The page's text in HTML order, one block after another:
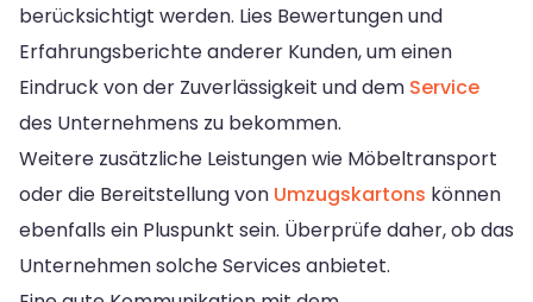
berücksichtigt werden. Lies Bewertungen und
Erfahrungsberichte anderer Kunden, um einen
Eindruck von der Zuverlässigkeit und dem Service
des Unternehmens zu bekommen.
Weitere zusätzliche Leistungen wie Möbeltransport
oder die Bereitstellung von Umzugskartons können
ebenfalls ein Pluspunkt sein. Überprüfe daher, ob das
Unternehmen solche Services anbietet.